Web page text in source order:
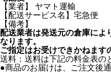
【業者】 ヤマト運輸
【配送サービス名】宅急便
【備考】
配送業者は発送元の倉庫によ
なります。
ご指定はお受けできかねます
送料：送料は下記の料金表の
●商品のお届けは、ご注文後